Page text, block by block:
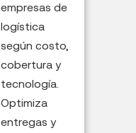
empresas de
logística
según costo,
cobertura y
tecnología.
Optimiza
entregas y